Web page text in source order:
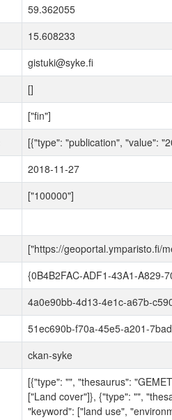
59.362055
15.608233
gistuki@syke.fi
[]
["fin"]
[{"type": "publication", "value":
2018-11-27
["100000"]
["https://geoportal.ymparisto.fi/
{0B4B2FAC-ADF1-43A1-A829-
4a0e90bb-4d13-4e1c-a67b-
51ec690b-f70a-45e5-a201-
ckan-syke
[{"type": "", "thesaurus":
["Land cover"]}, {"type": "",
"keyword": ["land use",